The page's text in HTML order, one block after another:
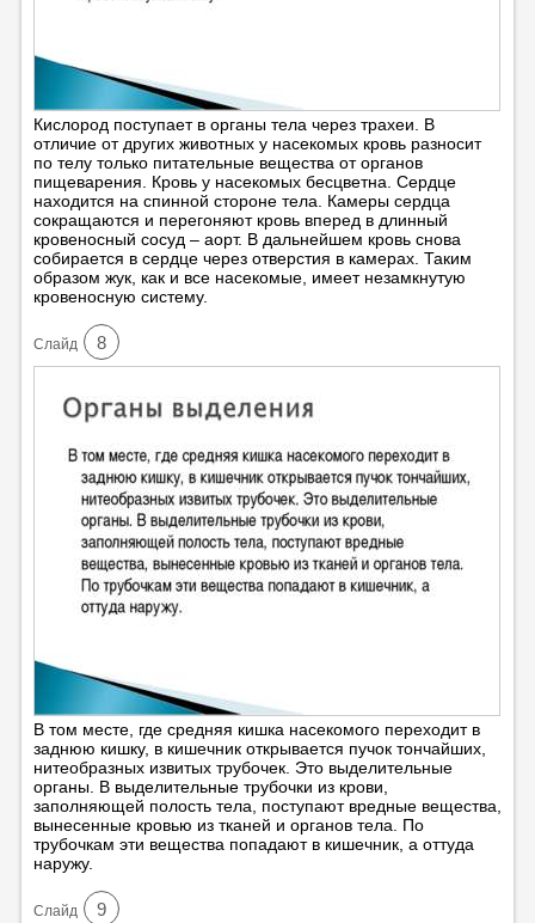
Кислород поступает в органы тела через трахеи. В
отличие от других животных у насекомых кровь разносит
по телу только питательные вещества от органов
пищеварения. Кровь у насекомых бесцветна. Сердце
находится на спинной стороне тела. Камеры сердца
сокращаются и перегоняют кровь вперед в длинный
кровеносный сосуд – аорт. В дальнейшем кровь снова
собирается в сердце через отверстия в камерах. Таким
образом жук, как и все насекомые, имеет незамкнутую
кровеносную систему.
Cлайд 8
В том месте, где средняя кишка насекомого переходит в
заднюю кишку, в кишечник открывается пучок тончайших,
нитеобразных извитых трубочек. Это выделительные
органы. В выделительные трубочки из крови,
заполняющей полость тела, поступают вредные вещества,
вынесенные кровью из тканей и органов тела. По
трубочкам эти вещества попадают в кишечник, а оттуда
наружу.
Cлайд 9